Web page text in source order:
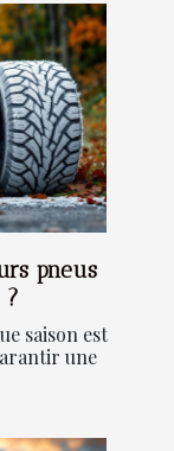
pneus
?
saison est
une